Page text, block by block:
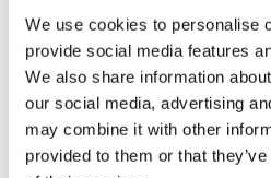
We use cookies to personalise
provide social media features
We also share information
our social media, advertising
may combine it with other
provided to them or that